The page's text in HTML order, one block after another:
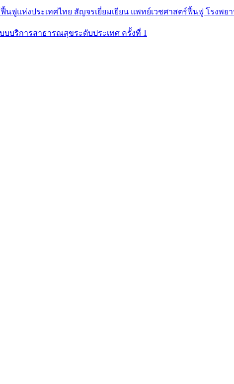
ฟูแห่งประเทศไทย สัญจรเยี่ยมเยียน แพทย์เวชศาสตร์ฟื้นฟู โรงพย
บริการสาธารณสุขระดับประเทศ ครั้งที่ 1